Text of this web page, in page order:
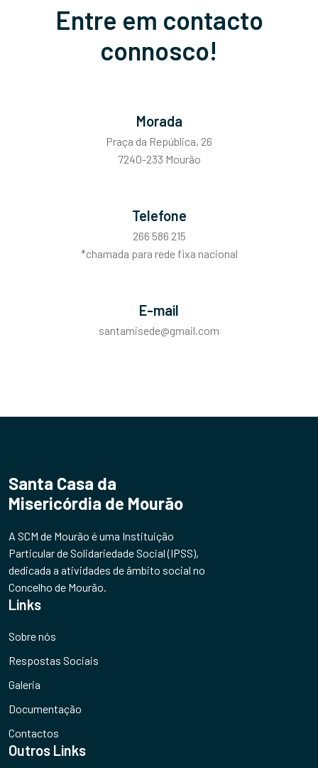
Entre em contacto
connosco!
Morada
Praça da República, 26
7240-233 Mourão
Telefone
266 586 215
*chamada para rede fixa nacional
E-mail
santamisede@gmail.com
Santa Casa da
Misericórdia de Mourão
A SCM de Mourão é uma Instituição
Particular de Solidariedade Social (IPSS),
dedicada a atividades de âmbito social no
Concelho de Mourão.
Links
Sobre nós
Respostas Sociais
Galeria
Documentação
Contactos
Outros Links